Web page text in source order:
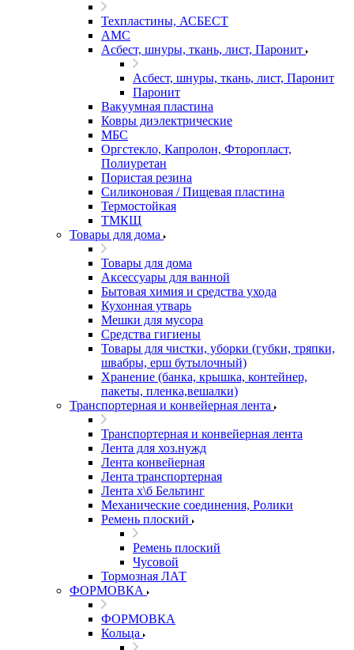
Техпластины, АСБЕСТ
АМС
Асбест, шнуры, ткань, лист, Паронит
Асбест, шнуры, ткань, лист, Паронит
Паронит
Вакуумная пластина
Ковры диэлектрические
МБС
Оргстекло, Капролон, Фторопласт,
Полиуретан
Пористая резина
Силиконовая / Пищевая пластина
Термостойкая
ТМКЩ
Товары для дома
Товары для дома
Аксессуары для ванной
Бытовая химия и средства ухода
Кухонная утварь
Мешки для мусора
Средства гигиены
Товары для чистки, уборки (губки, тряпки,
швабры, ерш бутылочный)
Хранение (банка, крышка, контейнер,
пакеты, пленка,вешалки)
Транспортерная и конвейерная лента
Транспортерная и конвейерная лента
Лента для хоз.нужд
Лента конвейерная
Лента транспортерная
Лента х\б Бельтинг
Механические соединения, Ролики
Ремень плоский
Ремень плоский
Чусовой
Тормозная ЛАТ
ФОРМОВКА
ФОРМОВКА
Кольца